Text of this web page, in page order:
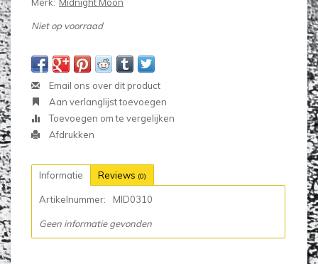
Niet op voorraad
Email ons over dit product
Aan verlanglijst toevoegen
Toevoegen om te vergelijken
Afdrukken
Informatie Reviews (0)
Artikelnummer: MID0310
Geen informatie gevonden